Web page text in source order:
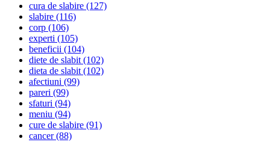
cura de slabire (127)
slabire (116)
corp (106)
experti (105)
beneficii (104)
diete de slabit(102)
dieta de slabit(102)
afectiuni (99)
pareri (99)
sfaturi (94)
meniu (94)
cure de slabire (91)
cancer(88)